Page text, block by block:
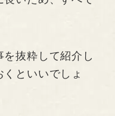
抜粋して紹介し
といいでしょ